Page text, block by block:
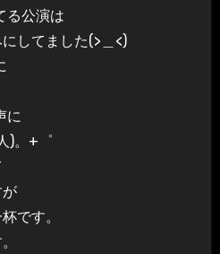
る公演は
してました(>＿<)
に
)。+゜
です。